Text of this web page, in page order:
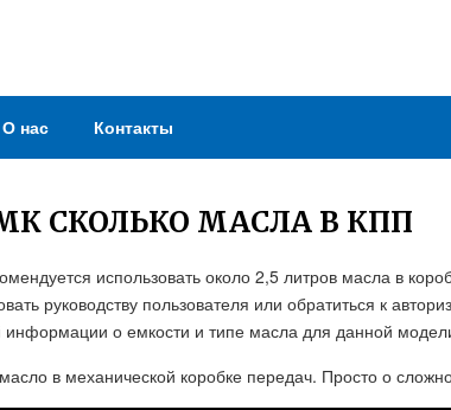
О нас Контакты
СКОЛЬКО МАСЛА В КПП
использовать около 2,5 литров масла в
руководству пользователя или обратиться к
информации о емкости и типе масла для данной
в механической коробке передач. Просто о